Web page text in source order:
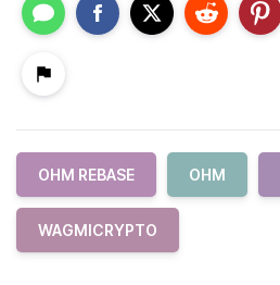
OHM REBASE OHM
WAGMICRYPTO